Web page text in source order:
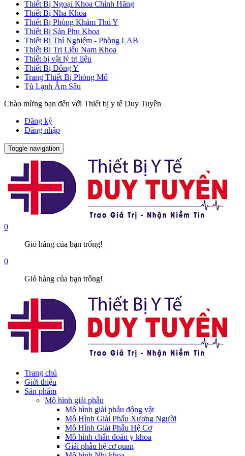
Thiết Bị Ngoại Khoa Chính Hãng
Thiết Bị Nha Khoa
Thiết Bị Phòng Khám Thú Y
Thiết Bị Sản Phụ Khoa
Thiết Bị Thí Nghiệm - Phòng LAB
Thiết Bị Trị Liệu Nam Khoa
Thiết bị vật lý trị liệu
Thiết Bị Đông Y
Trang Thiết Bị Phòng Mổ
Tủ Lạnh Âm Sâu
Chào mừng bạn đến với Thiết bị y tế Duy Tuyền
Đăng ký
Đăng nhập
Toggle navigation
0
Giỏ hàng của bạn trống!
0
Giỏ hàng của bạn trống!
Trang chủ
Giới thiệu
Sản phẩm
Mô hình giải phẫu
Mô hình giải phẫu động vật
Mô Hình Giải Phẫu Xương Người
Mô Hình Giải Phẫu Hệ Cơ
Mô hình chẩn đoán y khoa
Giải phẫu hệ cơ quan